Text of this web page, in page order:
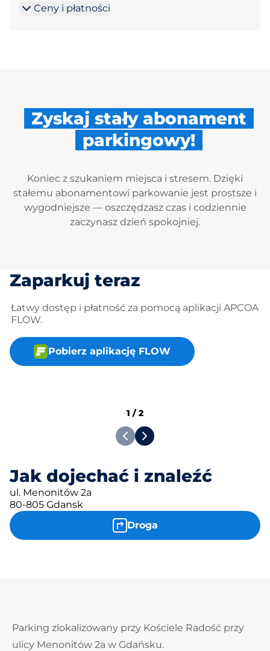
Ceny i płatności
Zyskaj stały abonament
parkingowy!
Koniec z szukaniem miejsca i stresem. Dzięki
stałemu abonamentowi parkowanie jest prostsze i
wygodniejsze — oszczędzasz czas i codziennie
zaczynasz dzień spokojniej.
Zaparkuj teraz
Łatwy dostęp i płatność za pomocą aplikacji APCOA
FLOW.
Pobierz aplikację FLOW
Jak dojechać i znaleźć
ul. Menonitów 2a
80-805 Gdansk
Droga
1 /2
Parking zlokalizowany przy Kościele Radość przy
ulicy Menonitów 2a w Gdańsku.